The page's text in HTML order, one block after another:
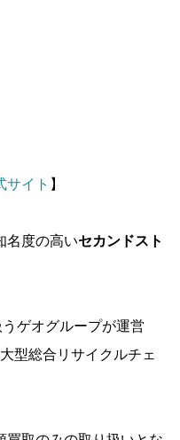
サイト 】
名度の高いセカンドスト
ゲオグループが運営
型総合リサイクルチェ